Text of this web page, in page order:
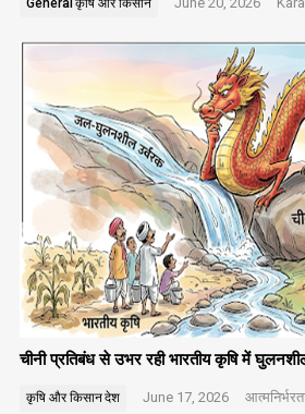
चीनी प्रतिबंध से उभर रही भारतीय कृषि में
कृषि और किसानदेश June 17, 2026